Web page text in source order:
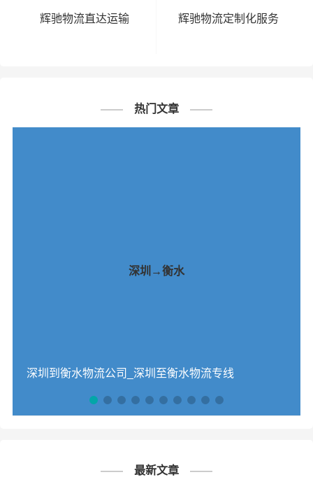
辉驰物流直达运输 辉驰物流定制化服务
热门文章
深圳→衡水
深圳到衡水物流公司_深圳至衡水物流专线
最新文章